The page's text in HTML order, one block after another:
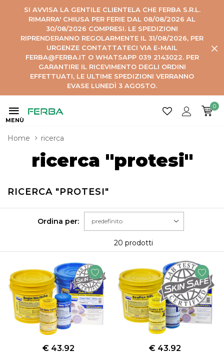
SI AVVISA LA GENTILE CLIENTELA CHE FERBA S.R.L.
RIMARRA' CHIUSA PER FERIE DAL 08/08/2026 AL
30/08/2026 COMPRESI. LE SPEDIZIONI
RIPRENDERANNO REGOLARMENTE IL 31/08/2026, PER
URGENZE CONTATTATECI VIA E-MAIL
FERBA@FERBA.IT O WHATSAPP 039 2143022. PER
GARANTIRE IL RICEVIMENTO DEGLI ORDINI
EFFETTUATI, LE ULTIME SPEDIZIONI VERRANNO
EVASE LUNEDÌ 3 AGOSTO.
MENÙ
0
Home ricerca
ricerca "protesi"
RICERCA "PROTESI"
Ordina per:
20 prodotti
€ 43.92 € 43.92